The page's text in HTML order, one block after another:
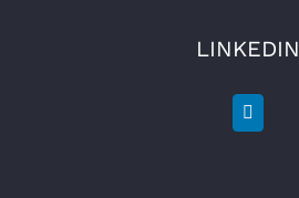
LINKEDIN